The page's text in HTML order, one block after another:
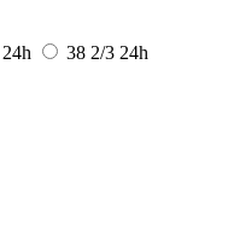
24h 38 2/3 24h